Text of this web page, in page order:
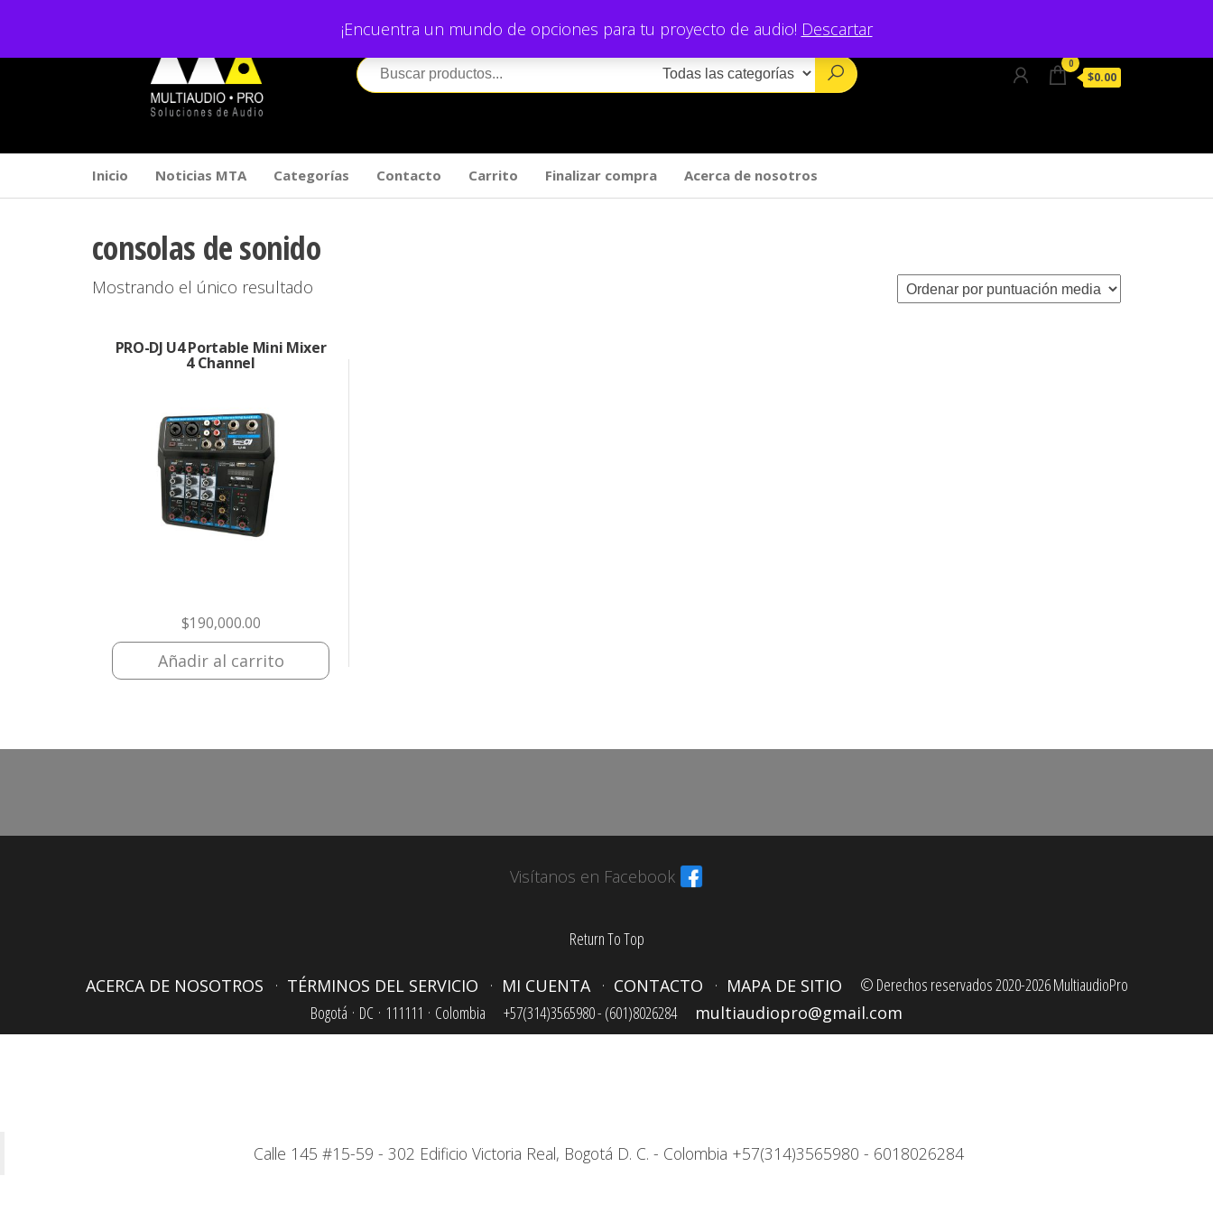
contenido
¡Encuentra un mundo de opciones para tu proyecto de audio! Descartar
0
$0.00
Inicio Noticias MTA Categorías Contacto Carrito Finalizar compra Acerca de nosotros
consolas de sonido
Mostrando el único resultado
PRO-DJ U4 Portable Mini Mixer
4 Channel
$190,000.00
Añadir al carrito
Visítanos en Facebook
Return To Top
ACERCA DE NOSOTROS TÉRMINOS DEL SERVICIO MI CUENTA CONTACTO MAPA DE SITIO
© Derechos reservados 2020-2026 MultiaudioPro
Bogotá · DC · 111111 · Colombia +57(314)3565980 - (601)8026284 multiaudiopro@gmail.com
Calle 145 #15-59 - 302 Edificio Victoria Real, Bogotá D. C. - Colombia +57(314)3565980 - 6018026284